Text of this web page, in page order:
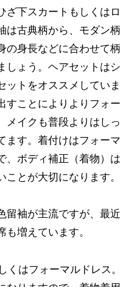
ざ下スカートもしくはロ
は古典柄から、モダン柄
の身長などに合わせて柄
しょう。ヘアセットはシ
ットをオススメしていま
すことによりよりフォー
メイクも普段よりはしっ
ます。着付けはフォーマ
、ボディ補正（着物）は
とが大切になります。
留袖が主流ですが、最近
増えています。
くはフォーマルドレス。